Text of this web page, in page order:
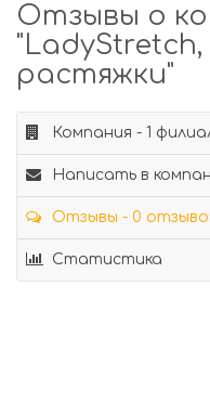
Отзывы о
растяжки"
Компания - 1
Написать в
Отзывы - 0
Статистика